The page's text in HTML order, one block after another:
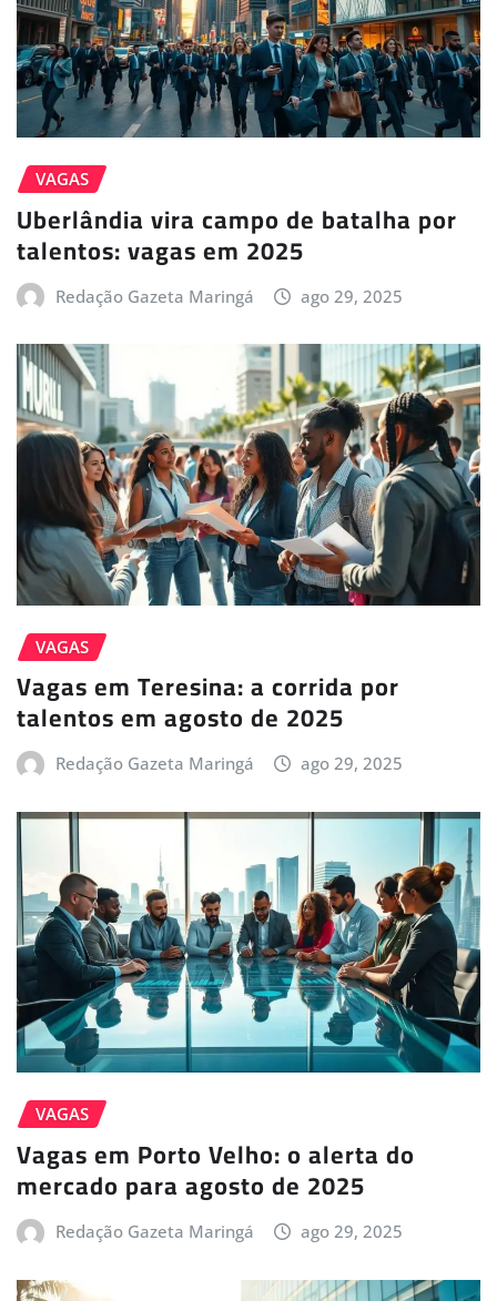
VAGAS
Uberlândia vira campo de batalha por
talentos: vagas em 2025
Redação Gazeta Maringá ago 29, 2025
VAGAS
Vagas em Teresina: a corrida por
talentos em agosto de 2025
Redação Gazeta Maringá ago 29, 2025
VAGAS
Vagas em Porto Velho: o alerta do
mercado para agosto de 2025
Redação Gazeta Maringá ago 29, 2025